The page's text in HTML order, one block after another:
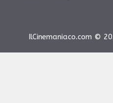
IlCinemaniaco.com ©